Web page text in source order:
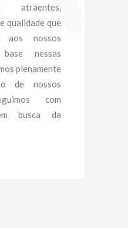
atraentes,
qualidade que
aos nossos
nessas
plenamente
de nossos
com
busca da